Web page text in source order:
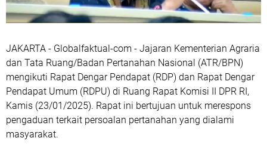
JAKARTA - Globalfaktual-com - Jajaran Kementerian Agraria
dan Tata Ruang/Badan Pertanahan Nasional (ATR/BPN)
mengikuti Rapat Dengar Pendapat (RDP) dan Rapat Dengar
Pendapat Umum (RDPU) di Ruang Rapat Komisi II DPR RI,
Kamis (23/01/2025). Rapat ini bertujuan untuk merespons
pengaduan terkait persoalan pertanahan yang dialami
masyarakat.